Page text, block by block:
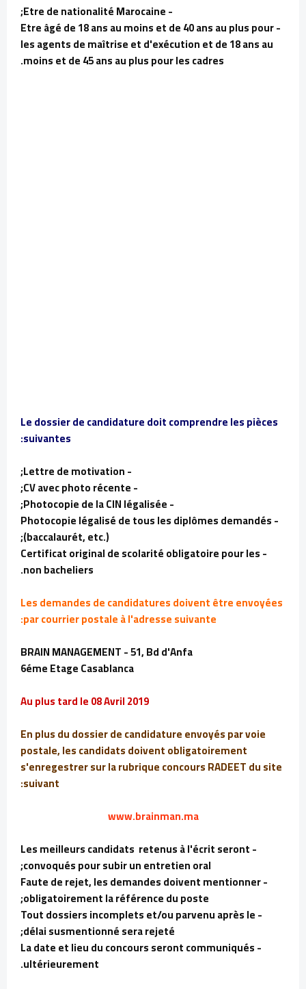
- Etre de nationalité Marocaine;
- Etre âgé de 18 ans au moins et de 40 ans au plus pour
les agents de maîtrise et d'exécution et de 18 ans au
moins et de 45 ans au plus pour les cadres.
Le dossier de candidature doit comprendre les pièces
suivantes:
- Lettre de motivation;
- CV avec photo récente;
- Photocopie de la CIN légalisée;
- Photocopie légalisé de tous les diplômes demandés
(baccalaurét, etc.);
- Certificat original de scolarité obligatoire pour les
non bacheliers.
Les demandes de candidatures doivent être envoyées
par courrier postale à l'adresse suivante:
BRAIN MANAGEMENT - 51, Bd d'Anfa
6éme Etage Casablanca
Au plus tard le 08 Avril 2019
En plus du dossier de candidature envoyés par voie
postale, les candidats doivent obligatoirement
s'enregestrer sur la rubrique concours RADEET du site
suivant:
www.brainman.ma
- Les meilleurs candidats retenus à l'écrit seront
convoqués pour subir un entretien oral;
- Faute de rejet, les demandes doivent mentionner
obligatoirement la référence du poste;
- Tout dossiers incomplets et/ou parvenu après le
délai susmentionné sera rejeté;
- La date et lieu du concours seront communiqués
ultérieurement.